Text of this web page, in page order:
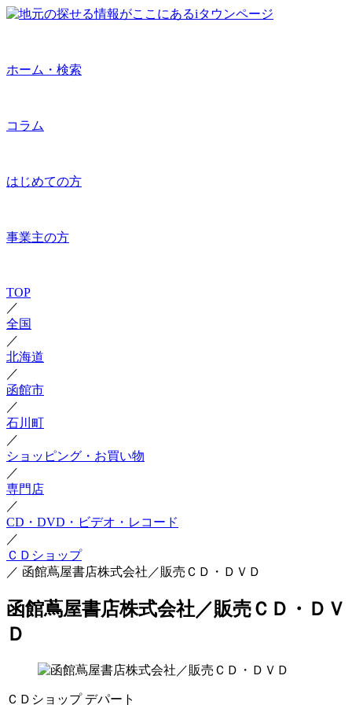
ホーム・検索
コラム
はじめての方
事業主の方
TOP
／
全国
／
北海道
／
函館市
／
石川町
／
ショッピング・お買い物
／
専門店
／
CD・DVD・ビデオ・レコード
／
ＣＤショップ
／ 函館蔦屋書店株式会社／販売ＣＤ・ＤＶＤ
函館蔦屋書店株式会社／販売ＣＤ・ＤＶ
Ｄ
ＣＤショップ デパート